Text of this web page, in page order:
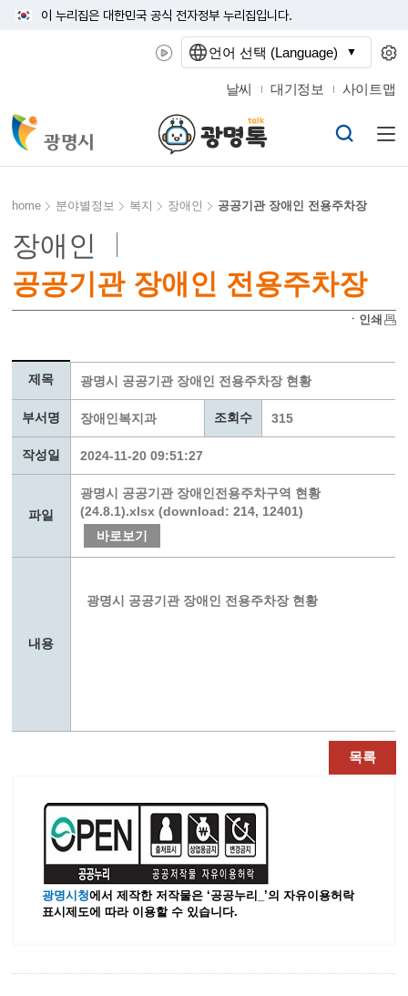
이 누리집은 대한민국 공식 전자정부 누리집입니다.
날씨 대기정보 사이트맵
home 분야별정보 복지 장애인 공공기관 장애인 전용주차장
장애인
공공기관 장애인 전용주차장
ㆍ인쇄
제목 광명시 공공기관 장애인 전용주차장 현황
부서명 장애인복지과 조회수 315
작성일 2024-11-20 09:51:27
파일
광명시 공공기관 장애인전용주차구역 현황
(24.8.1).xlsx (download: 214, 12401)
바로보기
내용
광명시 공공기관 장애인 전용주차장 현황
목록
광명시청에서 제작한 저작물은 ‘공공누리_’의 자유이용허락
표시제도에 따라 이용할 수 있습니다.
언어 선택 (Language)